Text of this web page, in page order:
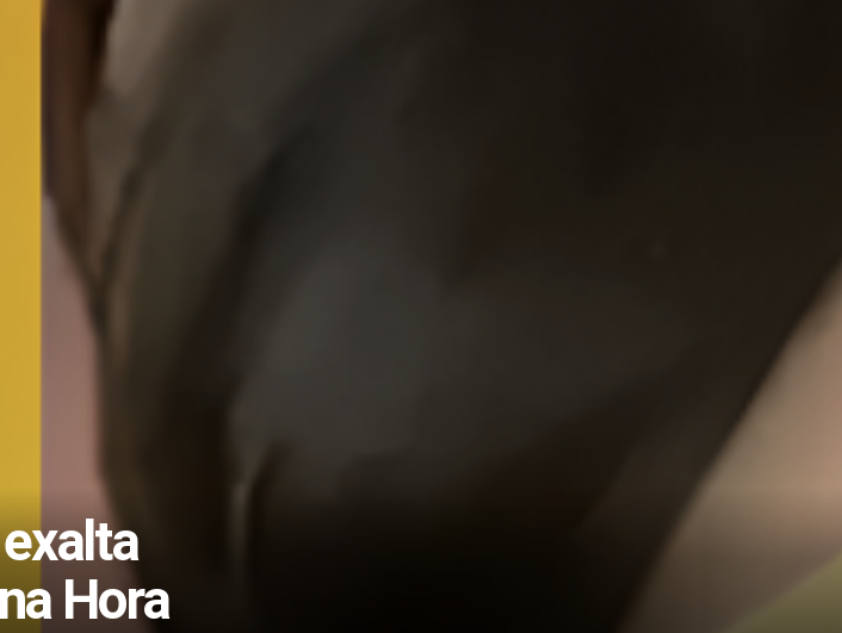
Hora